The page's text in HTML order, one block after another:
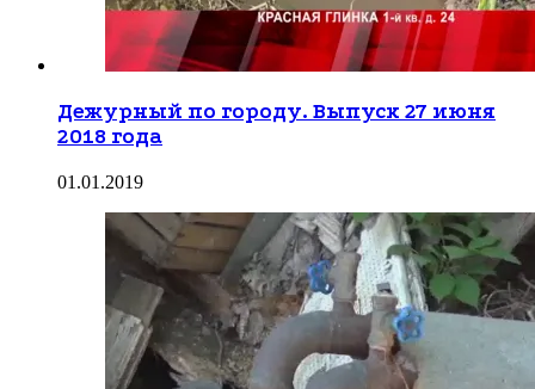
Дежурный по городу. Выпуск 27 июня
2018 года
01.01.2019